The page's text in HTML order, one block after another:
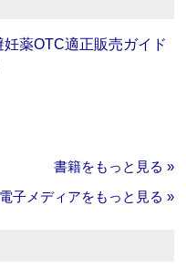
妊薬OTC適正販売ガイド
書籍をもっと見る »
電子メディアをもっと見る »